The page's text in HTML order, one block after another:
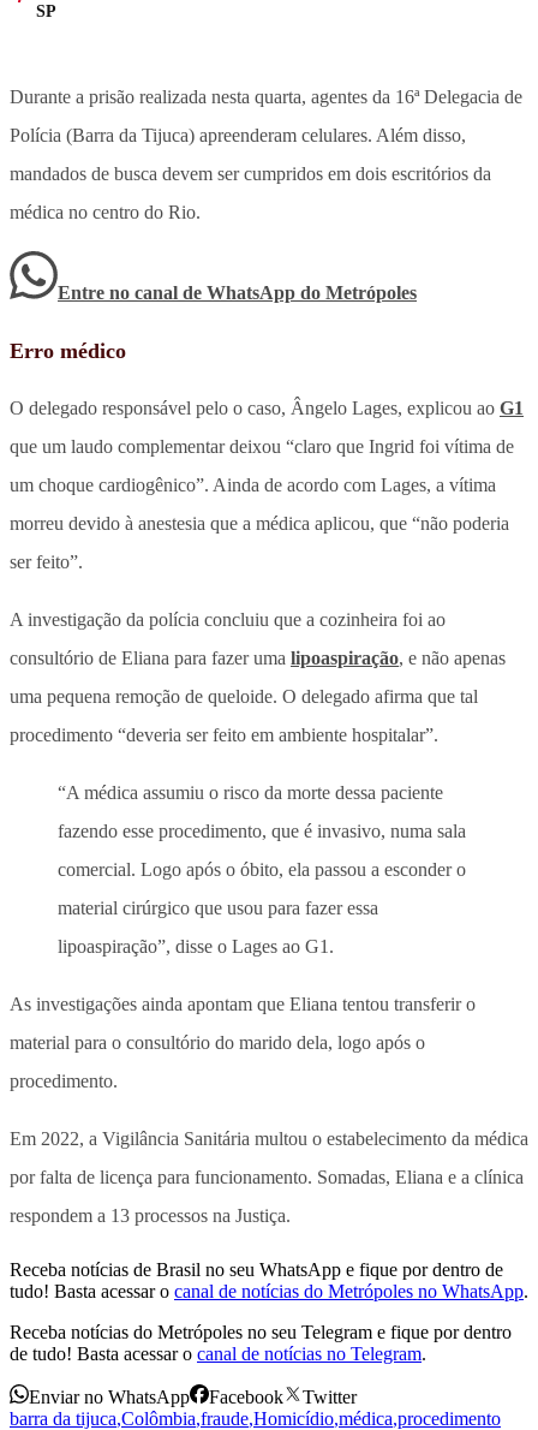
SP
Durante a prisão realizada nesta quarta, agentes da 16ª Delegacia de
Polícia (Barra da Tijuca) apreenderam celulares. Além disso,
mandados de busca devem ser cumpridos em dois escritórios da
médica no centro do Rio.
Entre no canal de WhatsApp do Metrópoles
Erro médico
O delegado responsável pelo o caso, Ângelo Lages, explicou ao G1
que um laudo complementar deixou “claro que Ingrid foi vítima de
um choque cardiogênico”. Ainda de acordo com Lages, a vítima
morreu devido à anestesia que a médica aplicou, que “não poderia
ser feito”.
A investigação da polícia concluiu que a cozinheira foi ao
consultório de Eliana para fazer uma lipoaspiração, e não apenas
uma pequena remoção de queloide. O delegado afirma que tal
procedimento “deveria ser feito em ambiente hospitalar”.
“A médica assumiu o risco da morte dessa paciente
fazendo esse procedimento, que é invasivo, numa sala
comercial. Logo após o óbito, ela passou a esconder o
material cirúrgico que usou para fazer essa
lipoaspiração”, disse o Lages ao G1.
As investigações ainda apontam que Eliana tentou transferir o
material para o consultório do marido dela, logo após o
procedimento.
Em 2022, a Vigilância Sanitária multou o estabelecimento da médica
por falta de licença para funcionamento. Somadas, Eliana e a clínica
respondem a 13 processos na Justiça.
Receba notícias de Brasil no seu WhatsApp e fique por dentro de
tudo! Basta acessar o canal de notícias do Metrópoles no WhatsApp.
Receba notícias do Metrópoles no seu Telegram e fique por dentro
de tudo! Basta acessar o canal de notícias no Telegram.
Enviar no WhatsApp Facebook
Twitter
barra da tijuca,Colômbia,fraude,Homicídio,médica,procedimento